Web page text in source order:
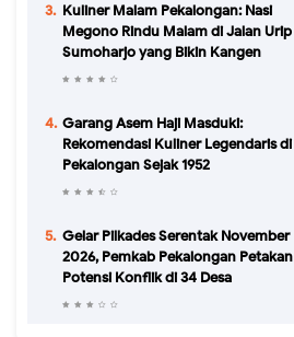
Kuliner Malam Pekalongan: Nasi
Megono Rindu Malam di Jalan Urip
Sumoharjo yang Bikin Kangen
Garang Asem Haji Masduki:
Rekomendasi Kuliner Legendaris di
Pekalongan Sejak 1952
Gelar Pilkades Serentak November
2026, Pemkab Pekalongan Petakan
Potensi Konflik di 34 Desa